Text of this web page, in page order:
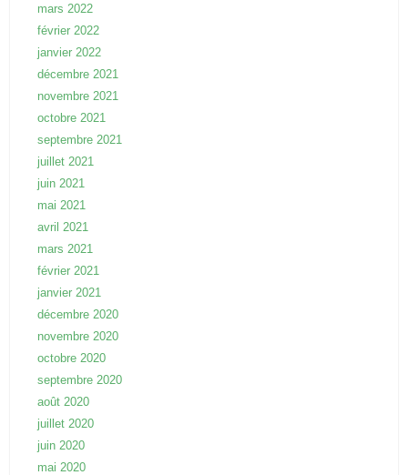
mars 2022
février 2022
janvier 2022
décembre 2021
novembre 2021
octobre 2021
septembre 2021
juillet 2021
juin 2021
mai 2021
avril 2021
mars 2021
février 2021
janvier 2021
décembre 2020
novembre 2020
octobre 2020
septembre 2020
août 2020
juillet 2020
juin 2020
mai 2020